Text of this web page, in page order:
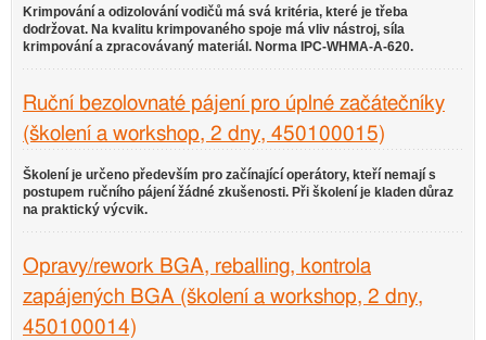
Krimpování a odizolování vodičů má svá kritéria, které je třeba
dodržovat. Na kvalitu krimpovaného spoje má vliv nástroj, síla
krimpování a zpracovávaný materiál. Norma IPC-WHMA-A-620.
Ruční bezolovnaté pájení pro úplné začátečníky
(školení a workshop, 2 dny, 450100015)
Školení je určeno především pro začínající operátory, kteří nemají s
postupem ručního pájení žádné zkušenosti. Při školení je kladen důraz
na praktický výcvik.
Opravy/rework BGA, reballing, kontrola
zapájených BGA (školení a workshop, 2 dny,
450100014)